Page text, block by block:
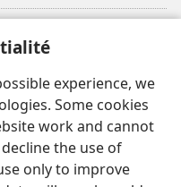
experience, we
Some cookies
work and cannot
the use of
only to improve